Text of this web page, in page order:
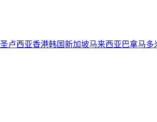
圣卢西亚香港韩国新加坡马来西亚 巴拿马多